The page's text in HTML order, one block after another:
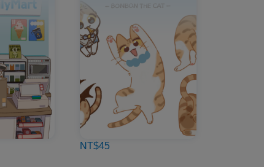
NT$45